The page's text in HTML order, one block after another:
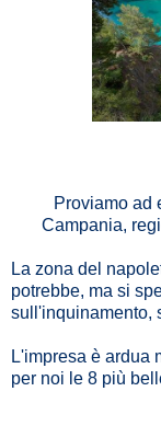
Proviamo ad
Campania,
La zona del
potrebbe, ma si
sull'inquinamento,
L'impresa è ardua
per noi le 8 più